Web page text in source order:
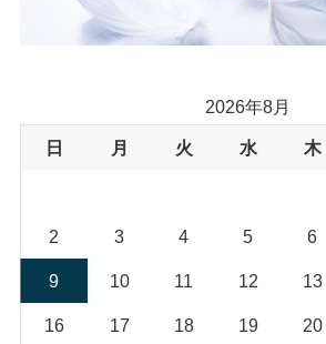
2026年8月
日 月 火 水 木
2 3 4 5 6
9 10 11 12 13
16 17 18 19 20